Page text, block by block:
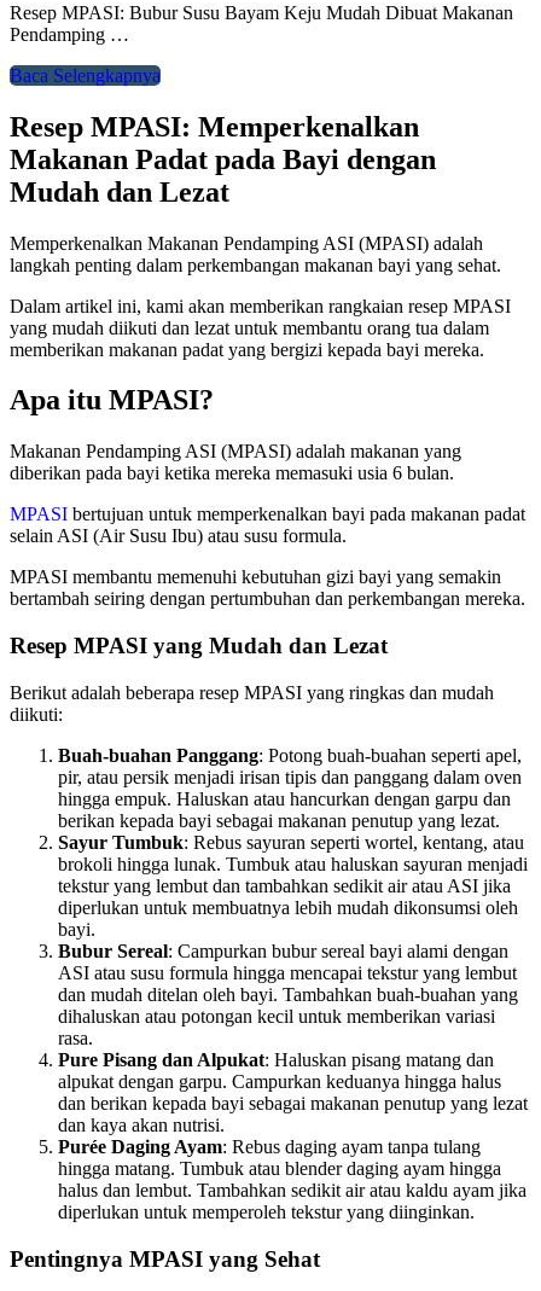
Resep MPASI: Bubur Susu Bayam Keju Mudah Dibuat Makanan
Pendamping …
Baca Selengkapnya
Resep MPASI: Memperkenalkan
Makanan Padat pada Bayi dengan
Mudah dan Lezat
Memperkenalkan Makanan Pendamping ASI (MPASI) adalah
langkah penting dalam perkembangan makanan bayi yang sehat.
Dalam artikel ini, kami akan memberikan rangkaian resep MPASI
yang mudah diikuti dan lezat untuk membantu orang tua dalam
memberikan makanan padat yang bergizi kepada bayi mereka.
Apa itu MPASI?
Makanan Pendamping ASI (MPASI) adalah makanan yang
diberikan pada bayi ketika mereka memasuki usia 6 bulan.
MPASI bertujuan untuk memperkenalkan bayi pada makanan padat
selain ASI (Air Susu Ibu) atau susu formula.
MPASI membantu memenuhi kebutuhan gizi bayi yang semakin
bertambah seiring dengan pertumbuhan dan perkembangan mereka.
Resep MPASI yang Mudah dan Lezat
Berikut adalah beberapa resep MPASI yang ringkas dan mudah
diikuti:
Buah-buahan Panggang: Potong buah-buahan seperti apel,
pir, atau persik menjadi irisan tipis dan panggang dalam oven
hingga empuk. Haluskan atau hancurkan dengan garpu dan
berikan kepada bayi sebagai makanan penutup yang lezat.
Sayur Tumbuk: Rebus sayuran seperti wortel, kentang, atau
brokoli hingga lunak. Tumbuk atau haluskan sayuran menjadi
tekstur yang lembut dan tambahkan sedikit air atau ASI jika
diperlukan untuk membuatnya lebih mudah dikonsumsi oleh
bayi.
Bubur Sereal: Campurkan bubur sereal bayi alami dengan
ASI atau susu formula hingga mencapai tekstur yang lembut
dan mudah ditelan oleh bayi. Tambahkan buah-buahan yang
dihaluskan atau potongan kecil untuk memberikan variasi
rasa.
Pure Pisang dan Alpukat: Haluskan pisang matang dan
alpukat dengan garpu. Campurkan keduanya hingga halus
dan berikan kepada bayi sebagai makanan penutup yang lezat
dan kaya akan nutrisi.
Purée Daging Ayam: Rebus daging ayam tanpa tulang
hingga matang. Tumbuk atau blender daging ayam hingga
halus dan lembut. Tambahkan sedikit air atau kaldu ayam jika
diperlukan untuk memperoleh tekstur yang diinginkan.
Pentingnya MPASI yang Sehat